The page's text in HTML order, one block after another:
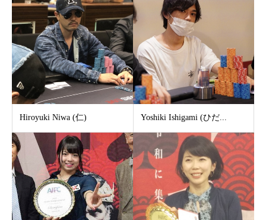
Hiroyuki Niwa (仁) Yoshiki Ishigami (ひだ...